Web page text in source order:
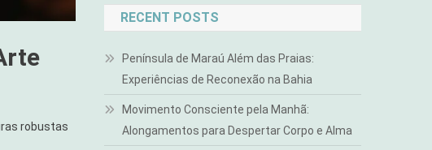
robustas
RECENT POSTS
Península de Maraú Além das Praias:
Experiências de Reconexão na Bahia
Movimento Consciente pela Manhã:
Alongamentos para Despertar Corpo e Alma